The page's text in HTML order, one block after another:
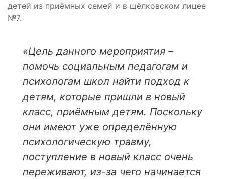
детей из приёмных семей и в щёлковском лицее
№7.
«Цель данного мероприятия –
помочь социальным педагогам и
психологам школ найти подход к
детям, которые пришли в новый
класс, приёмным детям. Поскольку
они имеют уже определённую
психологическую травму,
поступление в новый класс очень
переживают, из-за чего начинается